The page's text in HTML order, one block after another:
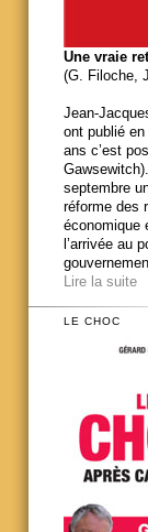
Une vraie
(G. Filoche,
Jean-
ont publié
ans c’est
septembre
réforme des
économique
l’arrivée au
Lire la suite
LE CHOC